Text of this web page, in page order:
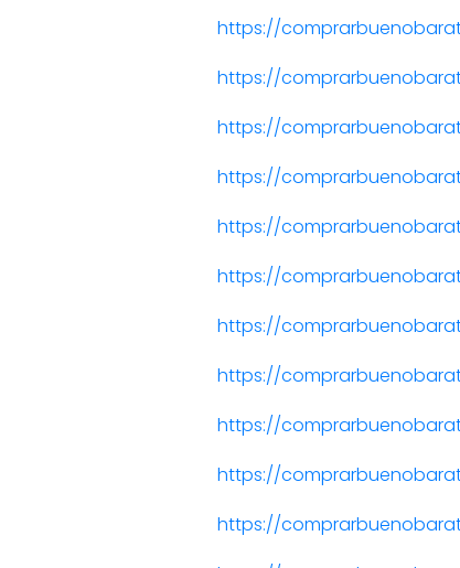
https://
https://
https://
https://
https://
https://
https://
https://
https://
https://
https://